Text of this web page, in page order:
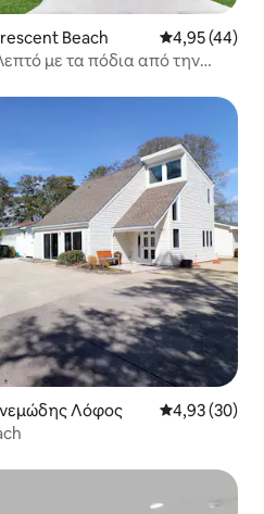
Beach Μέση
4,95 (44)
με τα πόδια από την
Λόφος Μέση
4,93 (30)